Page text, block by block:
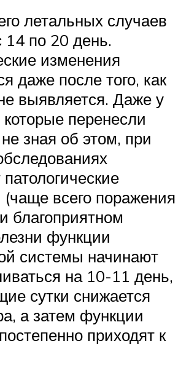
летальных случаев
14 по 20 день.
изменения
даже после того, как
выявляется. Даже у
перенесли
зная об этом, при
всего поражения
благоприятном
функции
системы начинают
на 10-11 день,
сутки снижается
а затем функции
приходят к